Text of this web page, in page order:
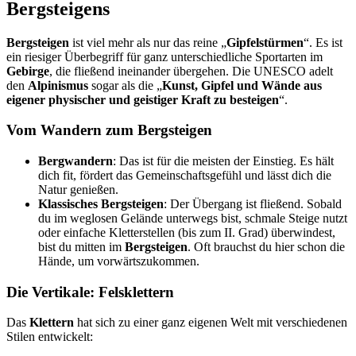
Bergsteigens
Bergsteigen ist viel mehr als nur das reine „Gipfelstürmen“. Es ist
ein riesiger Überbegriff für ganz unterschiedliche Sportarten im
Gebirge, die fließend ineinander übergehen. Die UNESCO adelt
den Alpinismus sogar als die „Kunst, Gipfel und Wände aus
eigener physischer und geistiger Kraft zu besteigen“.
Vom Wandern zum Bergsteigen
Bergwandern: Das ist für die meisten der Einstieg. Es hält
dich fit, fördert das Gemeinschaftsgefühl und lässt dich die
Natur genießen.
Klassisches Bergsteigen: Der Übergang ist fließend. Sobald
du im weglosen Gelände unterwegs bist, schmale Steige nutzt
oder einfache Kletterstellen (bis zum II. Grad) überwindest,
bist du mitten im Bergsteigen. Oft brauchst du hier schon die
Hände, um vorwärtszukommen.
Die Vertikale: Felsklettern
Das Klettern hat sich zu einer ganz eigenen Welt mit verschiedenen
Stilen entwickelt: